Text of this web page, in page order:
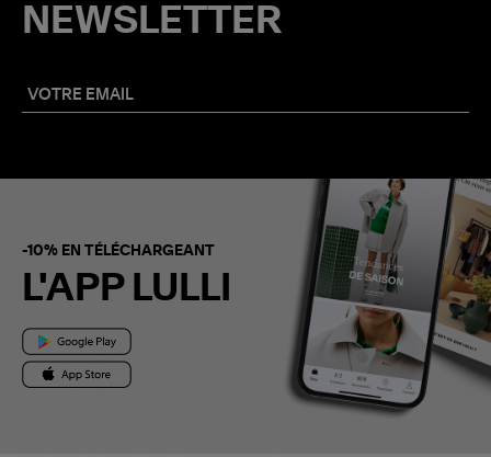
NEWSLETTER
-10% EN TÉLÉCHARGEANT
L'APP LULLI